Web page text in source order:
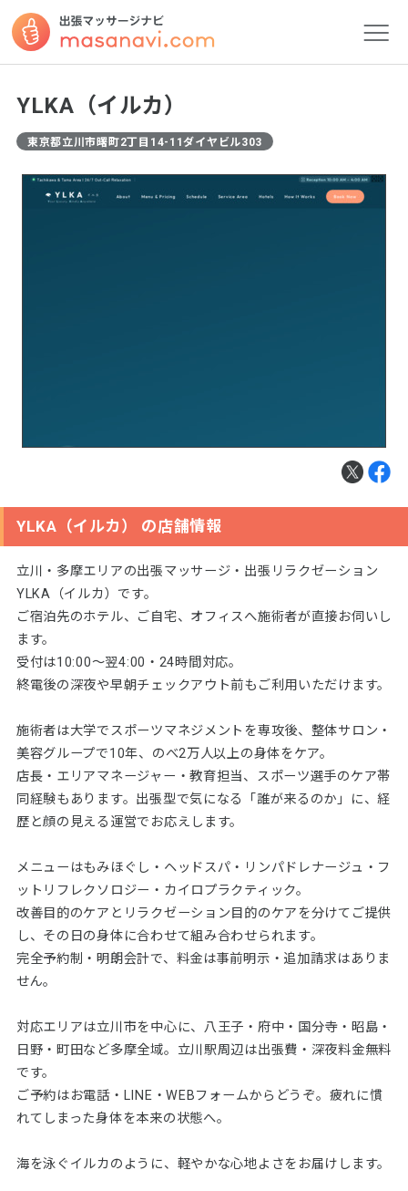
YLKA（イルカ）
東京都立川市曙町2丁目14-11ダイヤビル303
YLKA（イルカ） の店舗情報
立川・多摩エリアの出張マッサージ・出張リラクゼーション
YLKA（イルカ）です。
ご宿泊先のホテル、ご自宅、オフィスへ施術者が直接お伺いし
ます。
受付は10:00〜翌4:00・24時間対応。
終電後の深夜や早朝チェックアウト前もご利用いただけます。
施術者は大学でスポーツマネジメントを専攻後、整体サロン・
美容グループで10年、のべ2万人以上の身体をケア。
店長・エリアマネージャー・教育担当、スポーツ選手のケア帯
同経験もあります。出張型で気になる「誰が来るのか」に、経
歴と顔の見える運営でお応えします。
メニューはもみほぐし・ヘッドスパ・リンパドレナージュ・フ
ットリフレクソロジー・カイロプラクティック。
改善目的のケアとリラクゼーション目的のケアを分けてご提供
し、その日の身体に合わせて組み合わせられます。
完全予約制・明朗会計で、料金は事前明示・追加請求はありま
せん。
対応エリアは立川市を中心に、八王子・府中・国分寺・昭島・
日野・町田など多摩全域。立川駅周辺は出張費・深夜料金無料
です。
ご予約はお電話・LINE・WEBフォームからどうぞ。疲れに慣
れてしまった身体を本来の状態へ。
海を泳ぐイルカのように、軽やかな心地よさをお届けします。